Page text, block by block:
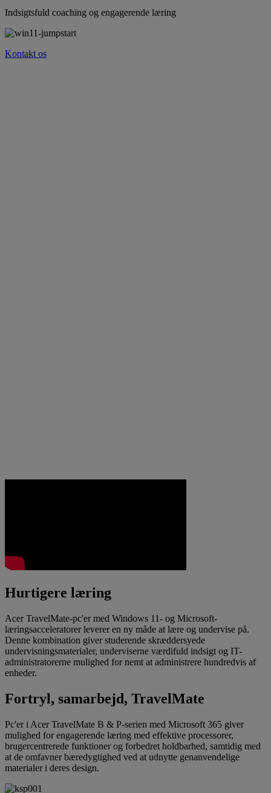
Indsigtsfuld coaching og engagerende læring
Kontakt os
Hurtigere læring
Acer TravelMate-pc'er med Windows 11- og Microsoft-
læringsacceleratorer leverer en ny måde at lære og undervise på.
Denne kombination giver studerende skræddersyede
undervisningsmaterialer, underviserne værdifuld indsigt og IT-
administratorerne mulighed for nemt at administrere hundredvis af
enheder.
Fortryl, samarbejd, TravelMate
Pc'er i Acer TravelMate B & P-serien med Microsoft 365 giver
mulighed for engagerende læring med effektive processorer,
brugercentrerede funktioner og forbedret holdbarhed, samtidig med
at de omfavner bæredygtighed ved at udnytte genanvendelige
materialer i deres design.